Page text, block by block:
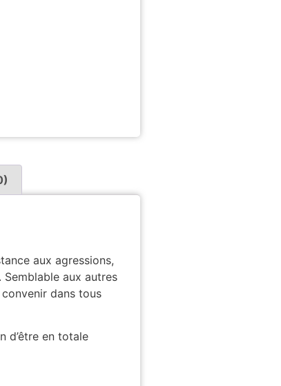
aux agressions,
aux autres
dans tous
d’être en totale